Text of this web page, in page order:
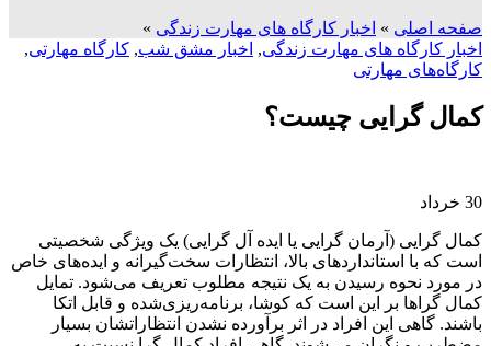
صفحه اصلی » اخبار کارگاه های مهارت زندگی »
اخبار کارگاه های مهارت زندگی, اخبار مشق شب, کارگاه مهارتی,
کارگاه‌های مهارتی
کمال گرایی چیست؟
30 خرداد
کمال گرایی (آرمان گرایی یا ایده آل گرایی) یک ویژگی شخصیتی
است که با استانداردهای بالا، انتظارات سخت‌گیرانه و ایده‌های خاص
در مورد نحوه رسیدن به یک نتیجه مطلوب تعریف می‌شود. تمایل
کمال‌ گراها بر این است که کوشا، برنامه‌ریزی‌شده و قابل اتکا
باشند. گاهی این افراد در اثر برآورده نشدن انتظاراتشان بسیار